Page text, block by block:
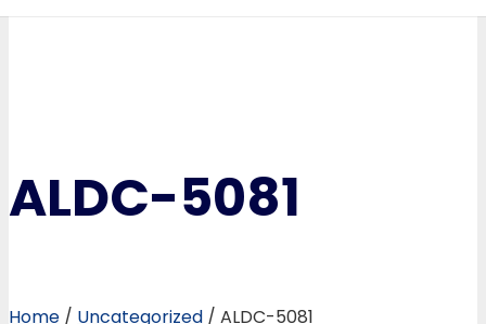
ALDC-5081
Home / Uncategorized / ALDC-5081